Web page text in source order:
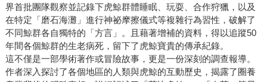
界首批團隊觀察並記錄下虎鯨群體睡眠、玩耍、合作狩獵，以及
在特定「磨石海灘」進行神祕摩擦儀式等複雜行為習性，破解了
不同鯨群各自獨特的「方言」。且藉著增補的資料，得以追蹤50
年間各個鯨群的生老病死，留下了虎鯨寶貴的傳承紀錄。
這不僅是一部學術著作或冒險故事，更是一份深刻的調查報導。
作者深入探討了各個地區的人類與虎鯨的互動歷史，揭露了圈養